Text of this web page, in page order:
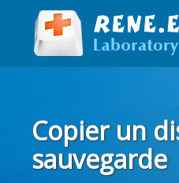
Copier un
sauvegarde